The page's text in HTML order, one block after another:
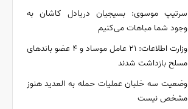
سرتیپ موسوی: بسیجیان دریادل کاشان به
وجود شما مباهات می‌کنیم
وزارت اطلاعات: ۲۱ عامل موساد و ۴ عضو باند‌های
مسلح بازداشت شدند
وضعیت سه خلبان عملیات حمله به العدید هنوز
مشخص نیست